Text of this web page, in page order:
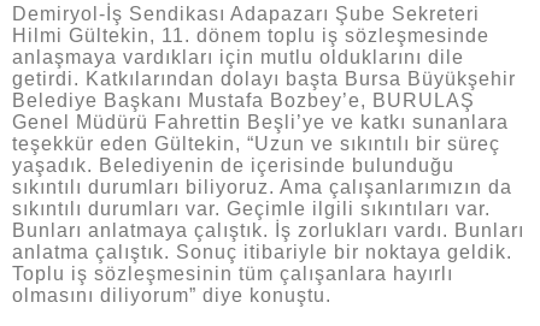
Demiryol-İş Sendikası Adapazarı Şube Sekreteri
Hilmi Gültekin, 11. dönem toplu iş sözleşmesinde
anlaşmaya vardıkları için mutlu olduklarını dile
getirdi. Katkılarından dolayı başta Bursa Büyükşehir
Belediye Başkanı Mustafa Bozbey’e, BURULAŞ
Genel Müdürü Fahrettin Beşli’ye ve katkı sunanlara
teşekkür eden Gültekin, “Uzun ve sıkıntılı bir süreç
yaşadık. Belediyenin de içerisinde bulunduğu
sıkıntılı durumları biliyoruz. Ama çalışanlarımızın da
sıkıntılı durumları var. Geçimle ilgili sıkıntıları var.
Bunları anlatmaya çalıştık. İş zorlukları vardı. Bunları
anlatma çalıştık. Sonuç itibariyle bir noktaya geldik.
Toplu iş sözleşmesinin tüm çalışanlara hayırlı
olmasını diliyorum” diye konuştu.